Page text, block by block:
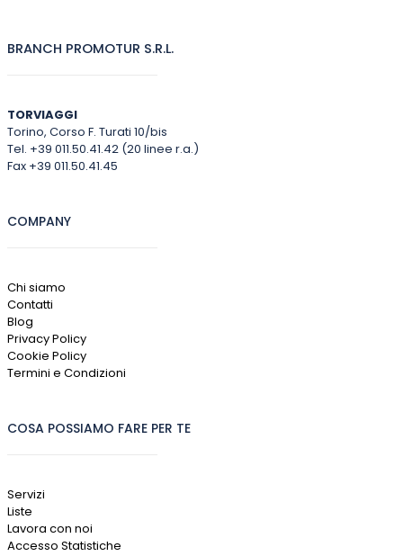
BRANCH PROMOTUR S.R.L.
TORVIAGGI
Torino, Corso F. Turati 10/bis
Tel. +39 011.50.41.42 (20 linee r.a.)
Fax +39 011.50.41.45
COMPANY
Chi siamo
Contatti
Blog
Privacy Policy
Cookie Policy
Termini e Condizioni
COSA POSSIAMO FARE PER TE
Servizi
Liste
Lavora con noi
Accesso Statistiche